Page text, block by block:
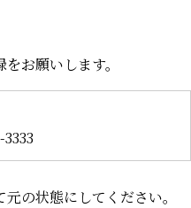
お願いします。
の状態にしてください。